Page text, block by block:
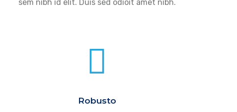
sem nibh id elit. Duis sed odioit amet nibh.
Robusto